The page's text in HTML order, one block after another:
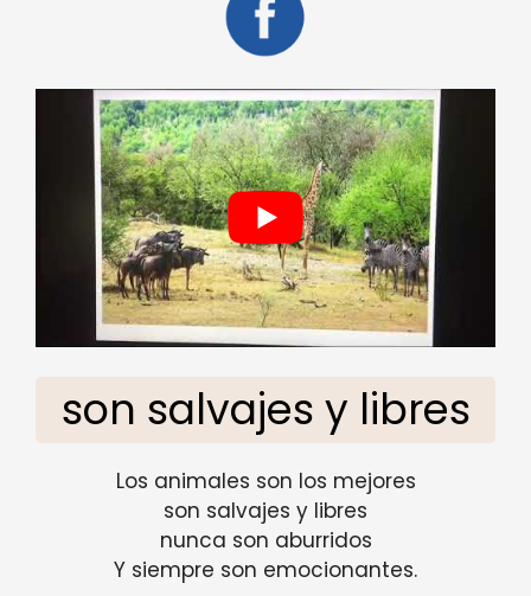
son salvajes y libres
Los animales son los mejores
son salvajes y libres
nunca son aburridos
Y siempre son emocionantes.